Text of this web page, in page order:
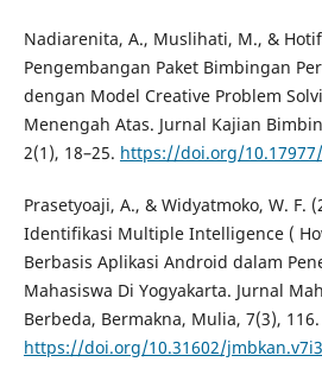
Nadiarenita, A., Muslihati, M., &
Pengembangan Paket Bimbingan
dengan Model Creative Problem
Menengah Atas. Jurnal Kajian
2(1), 18–25. https://doi.org/
Prasetyoaji, A., & Widyatmoko, W. F.
Identifikasi Multiple Intelligence (
Berbasis Aplikasi Android dalam
Mahasiswa Di Yogyakarta. Jurnal
Berbeda, Bermakna, Mulia, 7(3), 116.
https://doi.org/10.31602/